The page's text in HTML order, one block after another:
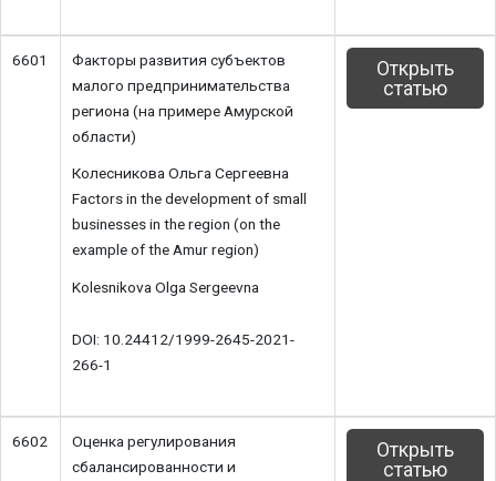
6601
Факторы развития субъектов
малого предпринимательства
региона (на примере Амурской
области)
Колесникова Ольга Сергеевна
Factors in the development of small
businesses in the region (on the
example of the Amur region)
Kolesnikova Olga Sergeevna
DOI: 10.24412/1999-2645-2021-
266-1
Открыть
статью
6602
Оценка регулирования
сбалансированности и
Открыть
статью